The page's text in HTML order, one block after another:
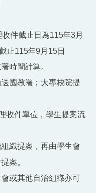
件截止日為115年3月
止115年9月15日
時間計算。
國教署；大專校院提
收件單位，學生提案流
織提案，再由學生會
案。
或其他自治組織亦可